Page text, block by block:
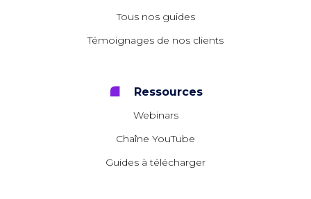
Tous nos guides
Témoignages de nos clients
Ressources
Webinars
Chaîne YouTube
Guides à télécharger